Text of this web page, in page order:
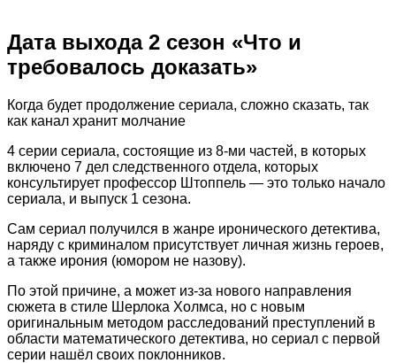
Дата выхода 2 сезон «Что и
требовалось доказать»
Когда будет продолжение сериала, сложно сказать, так
как канал хранит молчание
4 серии сериала, состоящие из 8-ми частей, в которых
включено 7 дел следственного отдела, которых
консультирует профессор Штоппель — это только начало
сериала, и выпуск 1 сезона.
Сам сериал получился в жанре иронического детектива,
наряду с криминалом присутствует личная жизнь героев,
а также ирония (юмором не назову).
По этой причине, а может из-за нового направления
сюжета в стиле Шерлока Холмса, но с новым
оригинальным методом расследований преступлений в
области математического детектива, но сериал с первой
серии нашёл своих поклонников.